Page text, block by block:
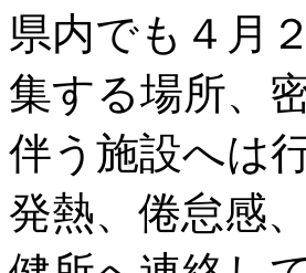
県内でも４月
集する場所、
伴う施設へは
発熱、倦怠感